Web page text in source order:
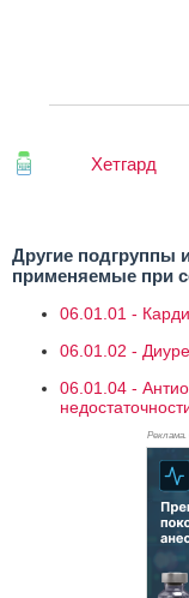
Хетгард
Другие подгруппы
применяемые при
06.01.01 -
06.01.02 -
06.01.04 -